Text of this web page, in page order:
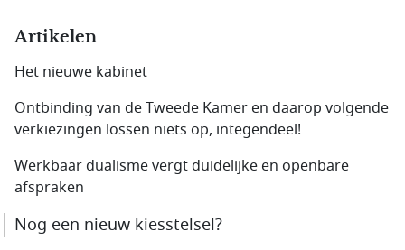
Artikelen
Het nieuwe kabinet
Ontbinding van de Tweede Kamer en daarop volgende
verkiezingen lossen niets op, integendeel!
Werkbaar dualisme vergt duidelijke en openbare
afspraken
Nog een nieuw kiesstelsel?